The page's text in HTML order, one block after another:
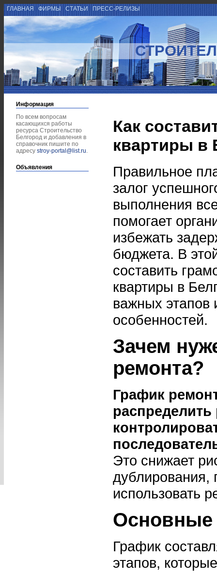
ГЛАВНАЯ ФИРМЫ СТАТЬИ ПРЕСС-РЕЛИЗЫ
Информация
По всем вопросам
касающихся работы
ресурса Строительство
Белгород и добавления в
справочник пишите по
адресу stroy-portal@list.ru.
Объявления
Как
квартиры в
Правильное
залог
выполнения
помогает
избежать
бюджета. В
составить
квартиры в
важных этапов
особенностей.
Зачем
ремонта?
График
Это снижает
дублирования,
использовать
Основные
График
этапов,